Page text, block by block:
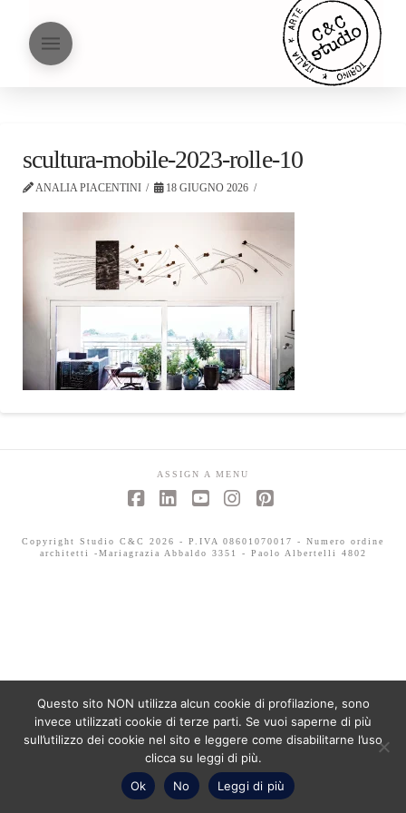
scultura-mobile-2023-rolle-10
ANALIA PIACENTINI 18 GIUGNO 2026
ASSIGN A MENU
Copyright Studio C&C 2026 - P.IVA 08601070017 - Numero ordine
architetti -Mariagrazia Abbaldo 3351 - Paolo Albertelli 4802
Questo sito NON utilizza alcun cookie di profilazione, sono
invece utilizzati cookie di terze parti. Se vuoi saperne di più
sull’utilizzo dei cookie nel sito e leggere come disabilitarne l’uso
clicca su leggi di più.
Ok
No Leggi di più